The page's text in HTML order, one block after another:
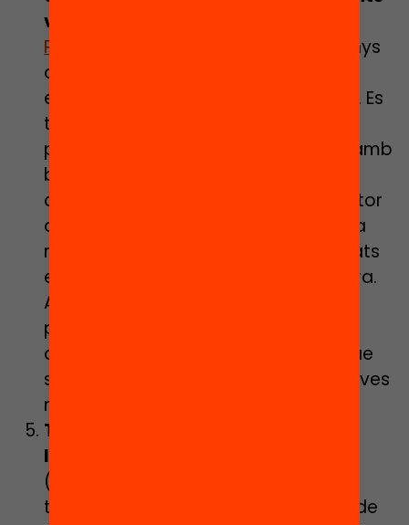
vulnerables.
Partners
(Estats Units) celebra 20 anys
de treball per eliminar les barreres
educacionals en barris desafavorits. Es
tracta d’una iniciativa per alumnes
procedents d’entorns vulnerables i amb
baixa competència lectora en que
cadascun dels voluntaris fa de mentor
d’un alumne de forma individual, una
metodologia amb excel·lents resultats
en la millora de la comprensió lectora.
Abans que l’alumne ingressi al
programa, se li fa una avaluació per
decidir quins dels tres programes que
s’ofereixen encaixa millor amb les seves
necessitats.
Teixir vincles amb la comunitat a
l’escola Dovella
(Catalunya) va iniciar una
transformació col·lectiva al voltant de